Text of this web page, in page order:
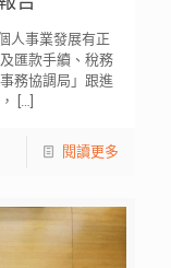
人事業發展有正
匯款手續、稅務
務協調局」跟進
[…]
閱讀更多